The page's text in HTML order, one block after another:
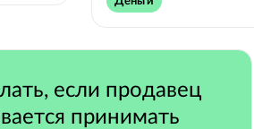
если продавец
принимать